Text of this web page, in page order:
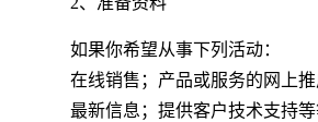
如果你希望从事下列活动：
在线销售；产品或服务的网上
最新信息；提供客户技术支持